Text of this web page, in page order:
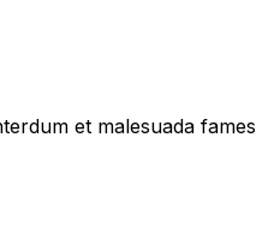
et malesuada